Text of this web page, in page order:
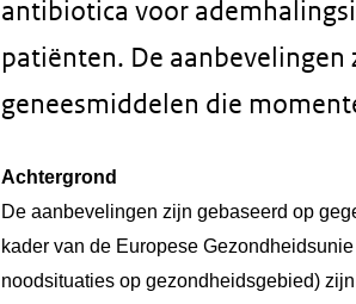
antibiotica voor
patiënten. De
geneesmiddelen die
Achtergrond
De aanbevelingen zijn gebaseerd op
kader van de Europese
noodsituaties op gezondheidsgebied)